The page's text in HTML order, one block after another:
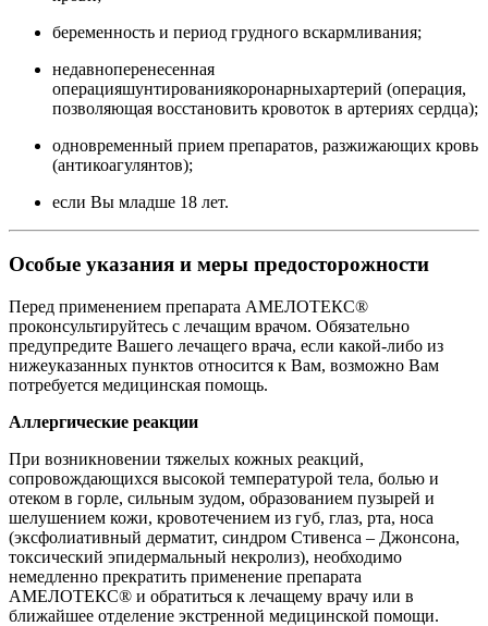
беременность и период грудного вскармливания;
недавноперенесенная
операцияшунтированиякоронарныхартерий (операция,
позволяющая восстановить кровоток в артериях сердца);
одновременный прием препаратов, разжижающих кровь
(антикоагулянтов);
если Вы младше 18 лет.
Особые указания и меры предосторожности
Перед применением препарата АМЕЛОТЕКС®
проконсультируйтесь с лечащим врачом. Обязательно
предупредите Вашего лечащего врача, если какой-либо из
нижеуказанных пунктов относится к Вам, возможно Вам
потребуется медицинская помощь.
Аллергические реакции
При возникновении тяжелых кожных реакций,
сопровождающихся высокой температурой тела, болью и
отеком в горле, сильным зудом, образованием пузырей и
шелушением кожи, кровотечением из губ, глаз, рта, носа
(эксфолиативный дерматит, синдром Стивенса – Джонсона,
токсический эпидермальный некролиз), необходимо
немедленно прекратить применение препарата
АМЕЛОТЕКС® и обратиться к лечащему врачу или в
ближайшее отделение экстренной медицинской помощи.